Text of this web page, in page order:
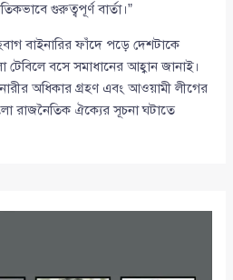
গুরুত্বপূর্ণ বার্তা।”
বাইনারির ফাঁদে পড়ে দেশটাকে
বসে সমাধানের আহ্বান জানাই।
অধিকার গ্রহণ এবং আওয়ামী লীগের
রাজনৈতিক ঐক্যের সূচনা ঘটাতে